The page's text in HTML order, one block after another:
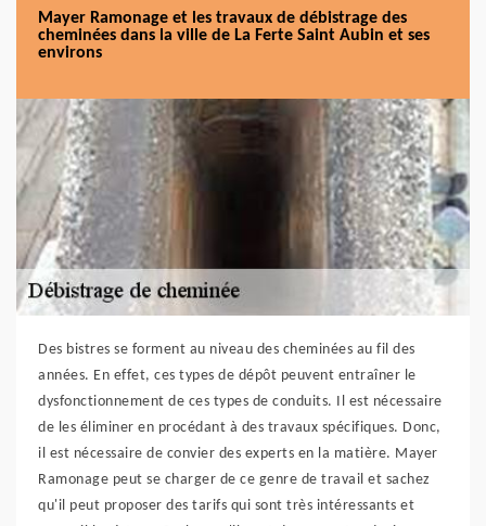
Mayer Ramonage et les travaux de débistrage des
cheminées dans la ville de La Ferte Saint Aubin et ses
environs
Des bistres se forment au niveau des cheminées au fil des
années. En effet, ces types de dépôt peuvent entraîner le
dysfonctionnement de ces types de conduits. Il est nécessaire
de les éliminer en procédant à des travaux spécifiques. Donc,
il est nécessaire de convier des experts en la matière. Mayer
Ramonage peut se charger de ce genre de travail et sachez
qu'il peut proposer des tarifs qui sont très intéressants et